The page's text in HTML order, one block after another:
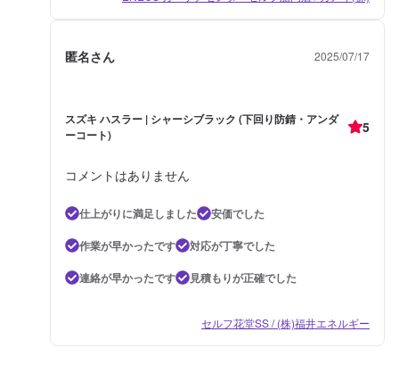
匿名さん 2025/07/17
スズキ ハスラー | シャーシブラック (下回り防錆・アンダ
ーコート)
5
コメントはありません
仕上がりに満足しました
安価でした
作業が早かったです
対応が丁寧でした
連絡が早かったです
見積もりが正確でした
セルフ花堂SS / (株)福井エネルギー